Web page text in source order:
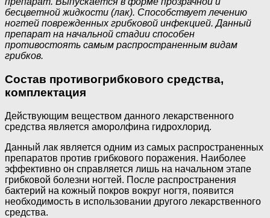
бесцветной жидкости (лак). Способствует лечению
ногтей поврежденных грибковой инфекцией. Данный
препарат на начальной стадии способен
противостоять самым распространенным видам
грибков.
Состав противогрибкового средства,
комплектация
Действующим веществом данного лекарственного
средства является аморолфина гидрохлорид.
Данный лак является одним из самых распространенных
препаратов против грибкового поражения. Наиболее
эффективно он справляется лишь на начальном этапе
грибковой болезни ногтей. После распространения
бактерий на кожный покров вокруг ногтя, появится
необходимость в использовании другого лекарственного
средства.